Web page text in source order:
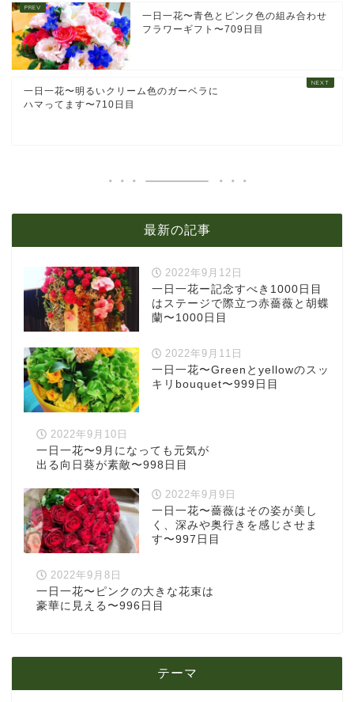
一日一花〜青色とピンク色の組み合わせ
フラワーギフト〜709日目
一日一花〜明るいクリーム色のガーベラに
ハマってます〜710日目
最新の記事
2022年9月12日
一日一花ー記念すべき1000日目
はステージで際立つ赤薔薇と胡蝶
蘭〜1000日目
2022年9月11日
一日一花〜Greenとyellowのスッ
キリbouquet〜999日目
2022年9月10日
一日一花〜9月になっても元気が
出る向日葵が素敵〜998日目
2022年9月9日
一日一花〜薔薇はその姿が美し
く、深みや奥行きを感じさせま
す〜997日目
2022年9月8日
一日一花〜ピンクの大きな花束は
豪華に見える〜996日目
テーマ